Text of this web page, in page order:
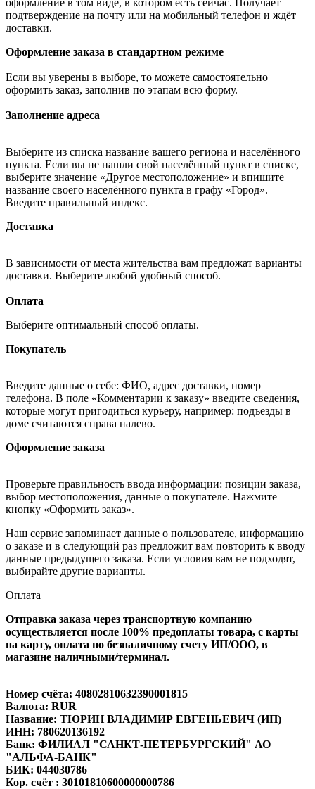
подтверждение на почту или на мобильный телефон и ждёт
доставки.
Оформление заказа в стандартном режиме
Если вы уверены в выборе, то можете самостоятельно
оформить заказ, заполнив по этапам всю форму.
Заполнение адреса
Выберите из списка название вашего региона и населённого
пункта. Если вы не нашли свой населённый пункт в списке,
выберите значение «Другое местоположение» и впишите
название своего населённого пункта в графу «Город».
Введите правильный индекс.
Доставка
В зависимости от места жительства вам предложат варианты
доставки. Выберите любой удобный способ.
Оплата
Выберите оптимальный способ оплаты.
Покупатель
Введите данные о себе: ФИО, адрес доставки, номер
телефона. В поле «Комментарии к заказу» введите сведения,
которые могут пригодиться курьеру, например: подъезды в
доме считаются справа налево.
Оформление заказа
Проверьте правильность ввода информации: позиции заказа,
выбор местоположения, данные о покупателе. Нажмите
кнопку «Оформить заказ».
Наш сервис запоминает данные о пользователе, информацию
о заказе и в следующий раз предложит вам повторить к вводу
данные предыдущего заказа. Если условия вам не подходят,
выбирайте другие варианты.
Оплата
Отправка заказа через транспортную компанию
осуществляется после 100% предоплаты товара, с карты
на карту, оплата по безналичному счету ИП/ООО, в
магазине наличными/терминал.
Номер счёта: 40802810632390001815
Валюта: RUR
Название: ТЮРИН ВЛАДИМИР ЕВГЕНЬЕВИЧ (ИП)
ИНН: 780620136192
Банк: ФИЛИАЛ "САНКТ-ПЕТЕРБУРГСКИЙ" АО
"АЛЬФА-БАНК"
БИК: 044030786
Кор. счёт : 30101810600000000786